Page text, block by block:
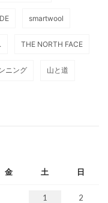
smartwool
THE NORTH FACE
ニング 山と道
金 土 日
1
2